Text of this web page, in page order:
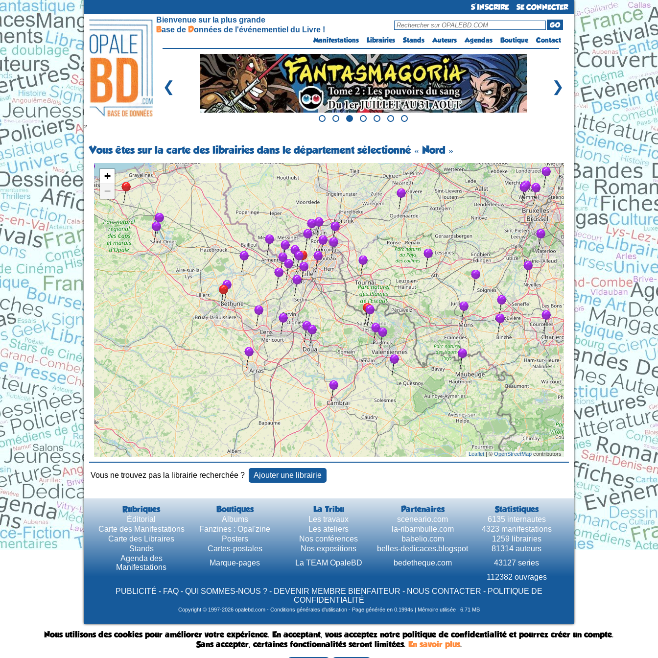
S'INSCRIRE
SE CONNECTER
Bienvenue sur la plus grande
Base de Données de l'événementiel du Livre !
GO
Manifestations
Librairies Stands Auteurs Agendas Boutique Contact
❮ ❯
²
Vous êtes sur la carte des librairies dans le département sélectionné « Nord »
+
−
Leaflet | © OpenStreetMap contributors
Vous ne trouvez pas la librairie recherchée ? Ajouter une librairie
Rubriques Boutiques La Tribu Partenaires Statistiques
Éditorial Albums Les travaux sceneario.com
6135 internautes
Carte des Manifestations
Fanzines : Opal'zine Les ateliers la-ribambulle.com
4323 manifestations
Carte des Libraires
Posters Nos conférences babelio.com
1259 librairies
Stands
Cartes-postales Nos expositions belles-dedicaces.blogspot
81314 auteurs
Agenda des
Manifestations
Marque-pages La TEAM OpaleBD bedetheque.com
43127 series
112382 ouvrages
PUBLICITÉ - FAQ - QUI SOMMES-NOUS ? - DEVENIR MEMBRE BIENFAITEUR - NOUS CONTACTER - POLITIQUE DE
CONFIDENTIALITÉ
Copyright © 1997-2026 opalebd.com - Conditions générales d'utilisation - Page générée en 0.1994s | Mémoire utilisée : 6.71 MB
Nous utilisons des cookies pour améliorer votre expérience. En acceptant, vous acceptez notre politique de confidentialité et pourrez créer un compte.
Sans accepter, certaines fonctionnalités seront limitées. En savoir plus.